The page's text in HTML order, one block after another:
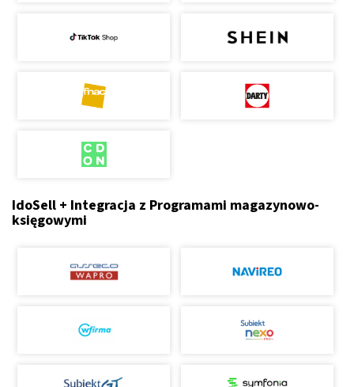
IdoSell + Integracja z Programami magazynowo-
księgowymi